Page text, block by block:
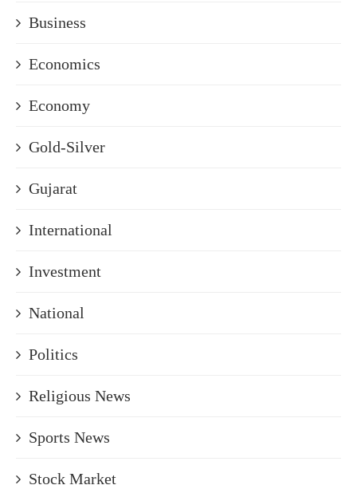
Business
Economics
Economy
Gold-Silver
Gujarat
International
Investment
National
Politics
Religious News
Sports News
Stock Market